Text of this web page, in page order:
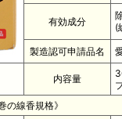
有効成分
(
製造認可申請品名
内容量
の線香規格》